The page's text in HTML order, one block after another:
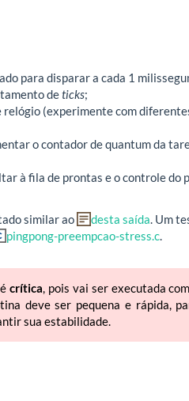
para disparar a cada 1
deticks;
relógio (experimente com
o contador de quantum da
à fila de prontas e o controle do
similar ao desta saída. Um
pingpong-preempcao-stress.c.
écrítica, pois vai ser executada
deve ser pequena e rápida,
sua estabilidade.